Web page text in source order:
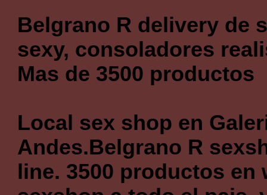
Belgrano R delivery de
sexy, consoladores
Mas de 3500 productos
Local sex shop en
Andes.Belgrano R
line. 3500 productos en